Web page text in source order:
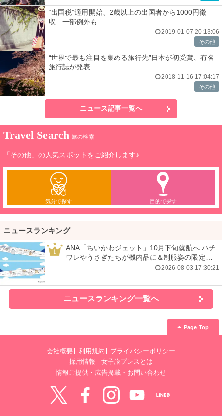
“出国税”適用開始、2歳以上の出国者から1000円徴
収 一部例外も
2019-01-07 20:13:06
その他
“世界で最も注目を集める旅行先”日本が初受賞、有名
旅行誌が発表
2018-11-16 17:04:17
その他
ニュース記事一覧へ
Travel Search 旅の検索
「その他」の人気スポットをご紹介します♪
気分で探す 目的で探す
ニュースランキング
1
ANA「ちいかわジェット」10月下旬就航へ ハチ
ワレやうさぎたちが機内品に＆制服姿の限定グ
2026-08-03 17:30:21
ニュースランキング一覧へ
Page Top
会社概要 利用規約
プライバシーポリシー
採用情報
女子旅プレスとは
情報ご提供・広告掲載・お問い合わせ
Facebook